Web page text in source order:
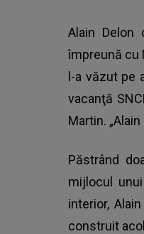
Alain Delon
împreună cu
l-a văzut pe
vacanţă
Martin.
Păstrând
mijlocul
interior,
construit